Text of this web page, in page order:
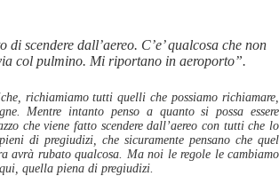
di scendere dall’aereo. C’e’ qualcosa che non
col pulmino. Mi riportano in aeroporto”.
richiamiamo tutti quelli che possiamo richiamare,
Mentre intanto penso a quanto si possa essere
che viene fatto scendere dall’aereo con tutti che lo
di pregiudizi, che sicuramente pensano che quel
avrà rubato qualcosa. Ma noi le regole le cambiamo
quella piena di pregiudizi.